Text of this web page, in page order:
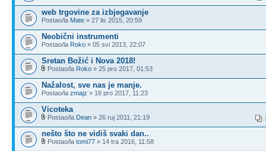
web trgovine za izbjegavanje
Postao/la Mate » 27 lis 2015, 20:59
Neobični instrumenti
Postao/la Roko » 05 svi 2013, 22:07
Sretan Božić i Nova 2018!
Postao/la Roko » 25 pro 2017, 01:53
Nažalost, sve nas je manje.
Postao/la zmajz » 16 pro 2017, 11:23
Vicoteka
Postao/la Dean » 26 ruj 2011, 21:19
nešto što ne vidiš svaki dan..
Postao/la tomi77 » 14 tra 2016, 11:58